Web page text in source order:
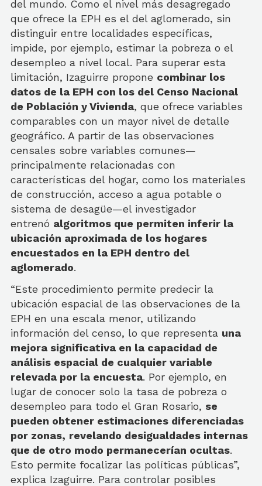
del mundo. Como el nivel más desagregado
que ofrece la EPH es el del aglomerado, sin
distinguir entre localidades específicas,
impide, por ejemplo, estimar la pobreza o el
desempleo a nivel local. Para superar esta
limitación, Izaguirre propone combinar los
datos de la EPH con los del Censo Nacional
de Población y Vivienda, que ofrece variables
comparables con un mayor nivel de detalle
geográfico. A partir de las observaciones
censales sobre variables comunes—
principalmente relacionadas con
características del hogar, como los materiales
de construcción, acceso a agua potable o
sistema de desagüe—el investigador
entrenó algoritmos que permiten inferir la
ubicación aproximada de los hogares
encuestados en la EPH dentro del
aglomerado.
“Este procedimiento permite predecir la
ubicación espacial de las observaciones de la
EPH en una escala menor, utilizando
información del censo, lo que representa una
mejora significativa en la capacidad de
análisis espacial de cualquier variable
relevada por la encuesta. Por ejemplo, en
lugar de conocer solo la tasa de pobreza o
desempleo para todo el Gran Rosario, se
pueden obtener estimaciones diferenciadas
por zonas, revelando desigualdades internas
que de otro modo permanecerían ocultas.
Esto permite focalizar las políticas públicas”,
explica Izaguirre. Para controlar posibles